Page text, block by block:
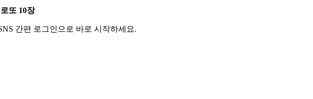
또 10장
간편 로그인으로 바로 시작하세요.